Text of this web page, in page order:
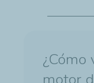
OBJETIVO:
¿Cómo